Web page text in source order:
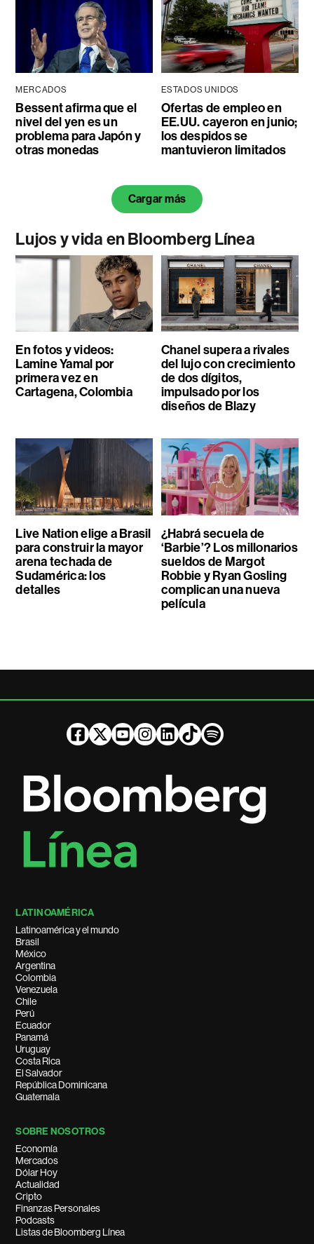
MERCADOS
Bessent afirma que el
nivel del yen es un
problema para Japón y
otras monedas
ESTADOS UNIDOS
Ofertas de empleo en
EE.UU. cayeron en junio;
los despidos se
mantuvieron limitados
Cargar más
Lujos y vida en Bloomberg Línea
En fotos y videos:
Lamine Yamal por
primera vez en
Cartagena, Colombia
Chanel supera a rivales
del lujo con crecimiento
de dos dígitos,
impulsado por los
diseños de Blazy
Live Nation elige a Brasil
para construir la mayor
arena techada de
Sudamérica: los
detalles
¿Habrá secuela de
‘Barbie’? Los millonarios
sueldos de Margot
Robbie y Ryan Gosling
complican una nueva
película
LATINOAMÉRICA
Latinoamérica y el mundo
Brasil
México
Argentina
Colombia
Venezuela
Chile
Perú
Ecuador
Panamá
Uruguay
Costa Rica
El Salvador
República Dominicana
Guatemala
SOBRE NOSOTROS
Economía
Mercados
Dólar Hoy
Actualidad
Cripto
Finanzas Personales
Podcasts
Listas de Bloomberg Línea